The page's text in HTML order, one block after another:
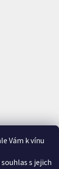
Vám k vínu
s jejich